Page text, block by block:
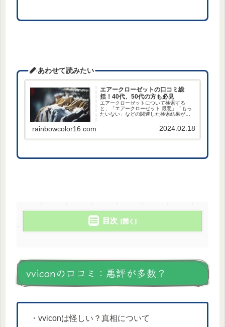
あわせて読みたい
エアークローゼットの口コミ総
括！40代、50代の方も必見
エアークローゼットについて検索する
と、「エアークローゼット 最悪」「もっ
たいない」などの関連した検索結果が気
むことで、サービスの概要はもちろん、
悪い口コミから良い口コミまで詳しく知
rainbowcolor16.com 2024.02.18
目次
vviconの口コミ：悪評が多数？
・vviconは怪しい？真相について